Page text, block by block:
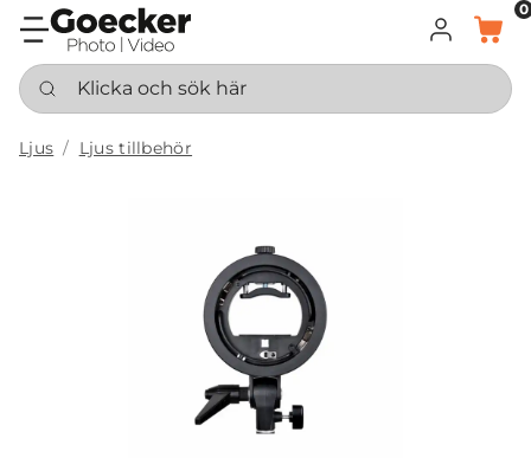
LOGGA IN
KORG
0
Klicka och sök här
Ljus Ljus tillbehör